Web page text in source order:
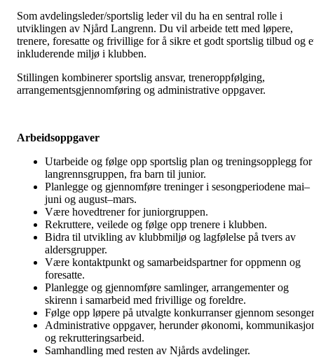
Som avdelingsleder/sportslig leder vil du ha en sentral rolle i
utviklingen av Njård Langrenn. Du vil arbeide tett med løpere,
trenere, foresatte og frivillige for å sikre et godt sportslig tilbud og
inkluderende miljø i klubben.
Stillingen kombinerer sportslig ansvar, treneroppfølging,
arrangementsgjennomføring og administrative oppgaver.
Arbeidsoppgaver
Utarbeide og følge opp sportslig plan og treningsopplegg for
langrennsgruppen, fra barn til junior.
Planlegge og gjennomføre treninger i sesongperiodene mai–
juni og august–mars.
Være hovedtrener for juniorgruppen.
Rekruttere, veilede og følge opp trenere i klubben.
Bidra til utvikling av klubbmiljø og lagfølelse på tvers av
aldersgrupper.
Være kontaktpunkt og samarbeidspartner for oppmenn og
foresatte.
Planlegge og gjennomføre samlinger, arrangementer og
skirenn i samarbeid med frivillige og foreldre.
Følge opp løpere på utvalgte konkurranser gjennom
Administrative oppgaver, herunder økonomi,
og rekrutteringsarbeid.
Samhandling med resten av Njårds avdelinger.